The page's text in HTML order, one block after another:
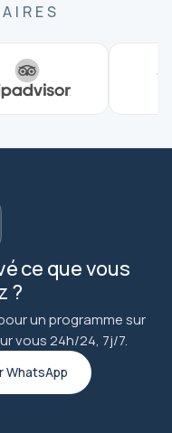
ce que vous
?
un programme sur
vous 24h/24, 7j/7.
WhatsApp